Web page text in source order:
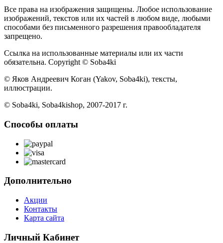
Все права на изображения защищены. Любое использование
изображений, текстов или их частей в любом виде, любыми
способами без письменного разрешения правообладателя
запрещено.
Ссылка на использованные материалы или их части
обязательна. Copyright © Soba4ki
© Яков Андреевич Коган (Yakov, Soba4ki), тексты,
иллюстрации.
© Soba4ki, Soba4kishop, 2007-2017 г.
Способы оплаты
Дополнительно
Акции
Контакты
Карта сайта
Личный Кабинет